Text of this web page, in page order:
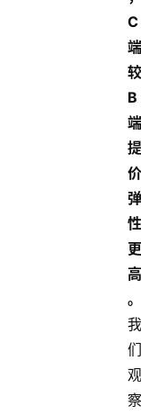
C
端
较
B
端
提
价
弹
性
更
高
。
我
们
观
察